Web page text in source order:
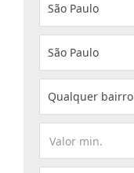
São Paulo
São Paulo
Qualquer bairro